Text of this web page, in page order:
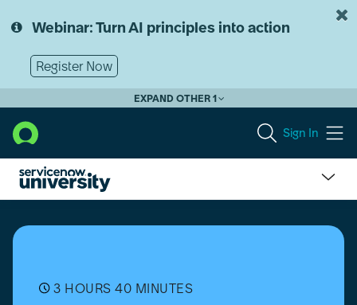
to
content
to
Webinar: Turn AI principles into action
Register Now
EXPAND OTHER 1
Sign In
Third-
party
3 HOURS 40 MINUTES